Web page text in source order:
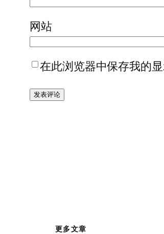
网站
在此浏览器中保存我的
更多文章